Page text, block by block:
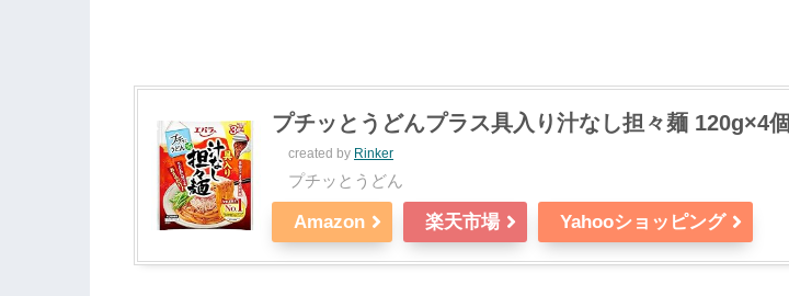
プチッとうどんプラス具入り汁なし担々麺 120g×4個
created by Rinker
プチッとうどん
Amazon 楽天市場 Yahooショッピング